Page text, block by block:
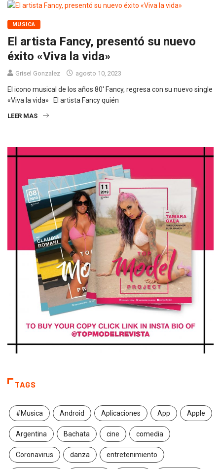
MUSICA
El artista Fancy, presentó su nuevo
éxito «Viva la vida»
Grisel Gonzalez agosto 10, 2023
El icono musical de los años 80′ Fancy, regresa con su nuevo single
«Viva la vida» El artista Fancy quién
LEER MAS
TAGS
#Musica Android Aplicaciones App Apple
Argentina Bachata cine comedia
Coronavirus danza entretenimiento